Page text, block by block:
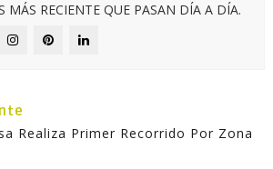
MÁS RECIENTE QUE PASAN DÍA A DÍA.
Realiza Primer Recorrido Por Zona